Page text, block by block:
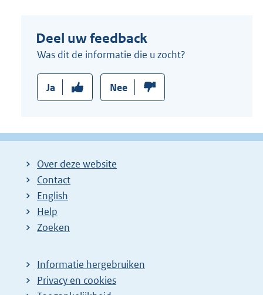
Deel uw feedback
Was dit de informatie die u zocht?
Ja Nee
Over deze website
Contact
English
Help
Zoeken
Informatie hergebruiken
Privacy en cookies